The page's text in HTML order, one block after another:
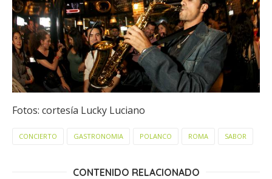
Fotos: cortesía Lucky Luciano
CONCIERTO GASTRONOMIA POLANCO ROMA SABOR
CONTENIDO RELACIONADO